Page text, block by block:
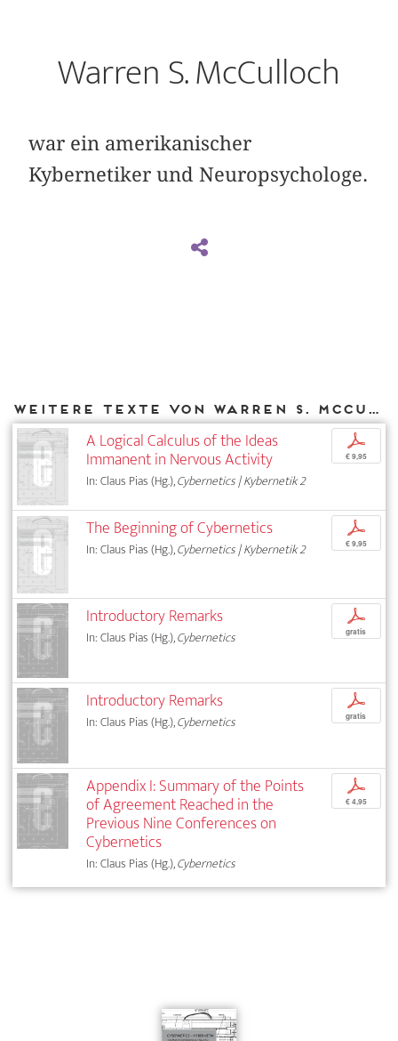
Warren S. McCulloch
war ein amerikanischer
Kybernetiker und Neuropsychologe.
Weitere Texte von Warren S. McCulloch bei DIAPHANES
A Logical Calculus of the Ideas
Immanent in Nervous Activity
In: Claus Pias (Hg.),Cybernetics | Kybernetik 2
p
€ 9,95
The Beginning of Cybernetics
In: Claus Pias (Hg.),Cybernetics | Kybernetik 2
p
€ 9,95
Introductory Remarks
In: Claus Pias (Hg.),Cybernetics
p
gratis
Introductory Remarks
In: Claus Pias (Hg.),Cybernetics
p
gratis
Appendix I: Summary of the Points
of Agreement Reached in the
Previous Nine Conferences on
Cybernetics
In: Claus Pias (Hg.),Cybernetics
p
€ 4,95